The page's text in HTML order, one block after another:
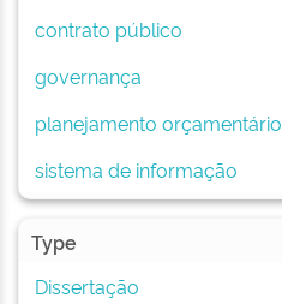
contrato público
governança
planejamento orçamentário
sistema de informação
Type
Dissertação